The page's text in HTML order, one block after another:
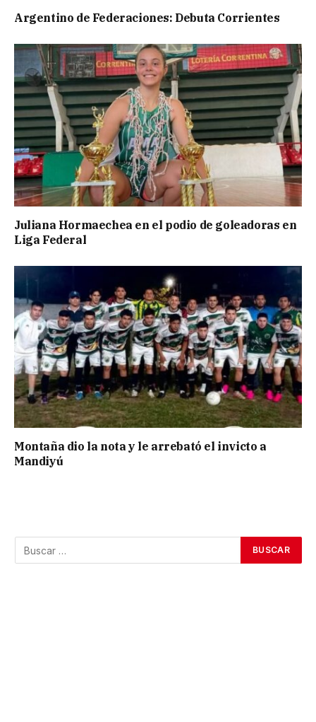
Argentino de Federaciones: Debuta Corrientes
Juliana Hormaechea en el podio de goleadoras en
Liga Federal
Montaña dio la nota y le arrebató el invicto a
Mandiyú